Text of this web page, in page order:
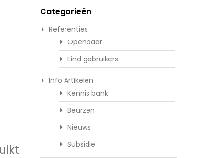
Categorieën
Referenties
Openbaar
Eind gebruikers
Info Artikelen
Kennis bank
Beurzen
Nieuws
Subsidie